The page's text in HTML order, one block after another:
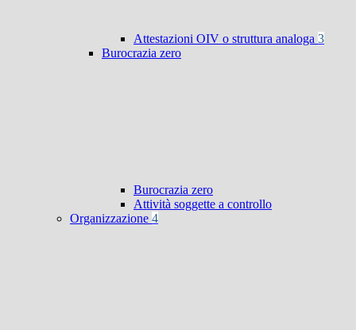
Attestazioni OIV o struttura analoga 3
Burocrazia zero
Burocrazia zero
Attività soggette a controllo
Organizzazione 4